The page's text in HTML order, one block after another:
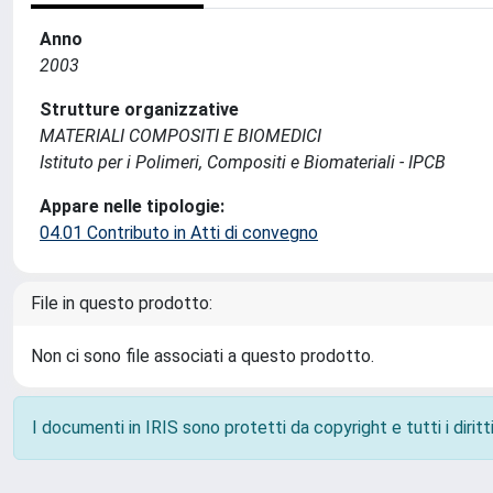
Anno
2003
Strutture organizzative
MATERIALI COMPOSITI E BIOMEDICI
Istituto per i Polimeri, Compositi e Biomateriali - IPCB
Appare nelle tipologie:
04.01 Contributo in Atti di convegno
File in questo prodotto:
Non ci sono file associati a questo prodotto.
I documenti in IRIS sono protetti da copyright e tutti i